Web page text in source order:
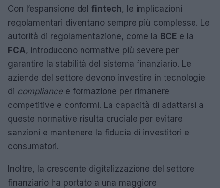
Con l’espansione del fintech, le implicazioni
regolamentari diventano sempre più complesse. Le
autorità di regolamentazione, come la BCE e la
FCA, introducono normative più severe per
garantire la stabilità del sistema finanziario. Le
aziende del settore devono investire in tecnologie
di compliancee formazione per rimanere
competitive e conformi. La capacità di adattarsi a
queste normative risulta cruciale per evitare
sanzioni e mantenere la fiducia di investitori e
consumatori.
Inoltre, la crescente digitalizzazione del settore
finanziario ha portato a una maggiore